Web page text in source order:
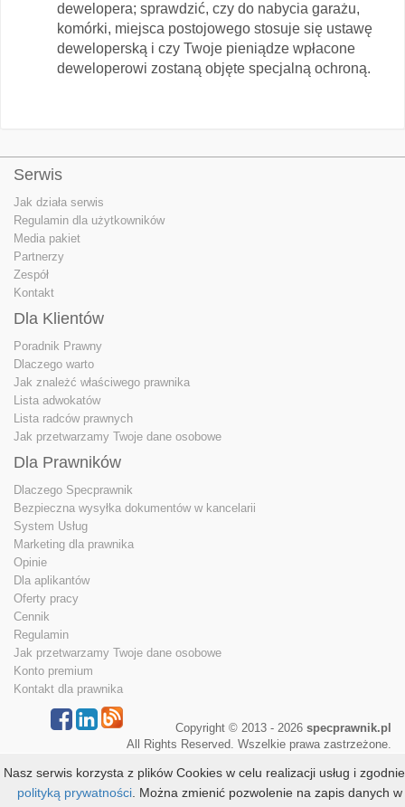
dewelopera; sprawdzić, czy do nabycia garażu,
komórki, miejsca postojowego stosuje się ustawę
deweloperską i czy Twoje pieniądze wpłacone
deweloperowi zostaną objęte specjalną ochroną.
Serwis
Jak działa serwis
Regulamin dla użytkowników
Media pakiet
Partnerzy
Zespół
Kontakt
Dla Klientów
Poradnik Prawny
Dlaczego warto
Jak znależć właściwego prawnika
Lista adwokatów
Lista radców prawnych
Jak przetwarzamy Twoje dane osobowe
Dla Prawników
Dlaczego Specprawnik
Bezpieczna wysyłka dokumentów w kancelarii
System Usług
Marketing dla prawnika
Opinie
Dla aplikantów
Oferty pracy
Cennik
Regulamin
Jak przetwarzamy Twoje dane osobowe
Konto premium
Kontakt dla prawnika
Copyright © 2013 - 2026 specprawnik.pl
All Rights Reserved. Wszelkie prawa zastrzeżone.
Nasz serwis korzysta z plików Cookies w celu realizacji usług i
polityką prywatności. Można zmienić pozwolenie na zapis danych w